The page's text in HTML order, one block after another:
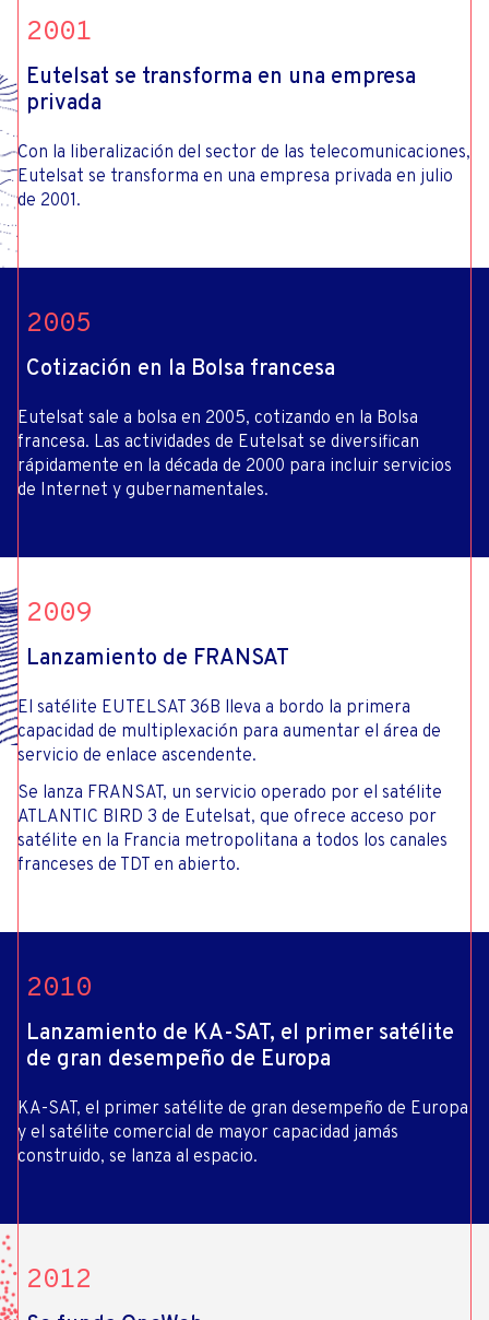
2001
Eutelsat se transforma en una empresa
privada
Con la liberalización del sector de las telecomunicaciones,
Eutelsat se transforma en una empresa privada en julio
de 2001.
2005
Cotización en la Bolsa francesa
Eutelsat sale a bolsa en 2005, cotizando en la Bolsa
francesa. Las actividades de Eutelsat se diversifican
rápidamente en la década de 2000 para incluir servicios
de Internet y gubernamentales.
2009
Lanzamiento de FRANSAT
El satélite EUTELSAT 36B lleva a bordo la primera
capacidad de multiplexación para aumentar el área de
servicio de enlace ascendente.
Se lanza FRANSAT, un servicio operado por el satélite
ATLANTIC BIRD 3 de Eutelsat, que ofrece acceso por
satélite en la Francia metropolitana a todos los canales
franceses de TDT en abierto.
2010
Lanzamiento de KA-SAT, el primer satélite
de gran desempeño de Europa
KA-SAT, el primer satélite de gran desempeño de Europa
y el satélite comercial de mayor capacidad jamás
construido, se lanza al espacio.
2012